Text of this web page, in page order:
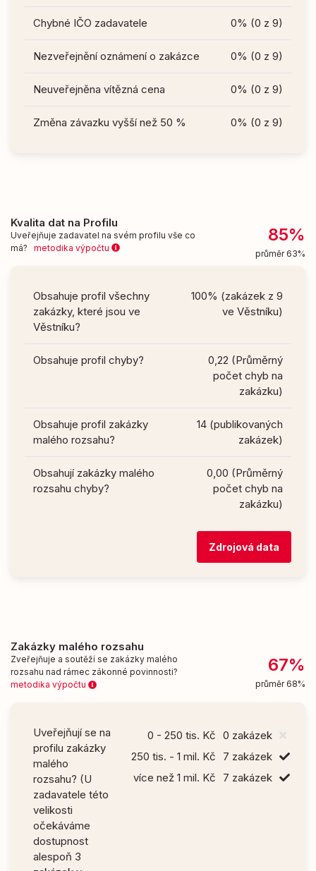
Chybné IČO zadavatele 0% (0 z 9)
Nezveřejnění oznámení o zakázce 0% (0 z 9)
Neuveřejněna vítězná cena 0% (0 z 9)
Změna závazku vyšší než 50 % 0% (0 z 9)
Kvalita dat na Profilu
Uveřejňuje zadavatel na svém profilu vše co
má? metodika výpočtu
85%
průměr 63%
Obsahuje profil všechny
zakázky, které jsou ve
Věstníku?
100% (zakázek z 9
ve Věstníku)
Obsahuje profil chyby?
0,22 (Průměrný
počet chyb na
zakázku)
Obsahuje profil zakázky
malého rozsahu?
14 (publikovaných
zakázek)
Obsahují zakázky malého
rozsahu chyby?
0,00 (Průměrný
počet chyb na
zakázku)
Zdrojová data
Zakázky malého rozsahu
Zveřejňuje a soutěží se zakázky malého
rozsahu nad rámec zákonné povinnosti?
metodika výpočtu
67%
průměr 68%
Uveřejňují se na
profilu zakázky
malého
rozsahu? (U
zadavatele této
velikosti
očekáváme
dostupnost
alespoň 3
0 - 250 tis. Kč 0 zakázek
250 tis. - 1 mil. Kč
7 zakázek
více než 1 mil. Kč
7 zakázek